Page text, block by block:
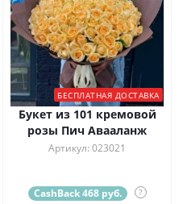
БЕСПЛАТНАЯ ДОСТАВКА
Букет из 101 кремовой
розы Пич Авааланж
Артикул: 023021
CashBack 468 руб. ?